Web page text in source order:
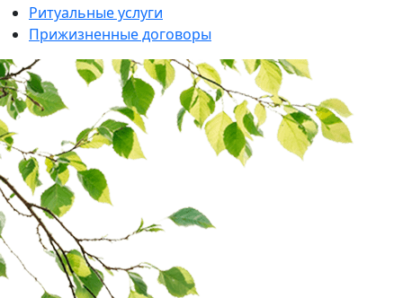
Ритуальные услуги
Прижизненные договоры